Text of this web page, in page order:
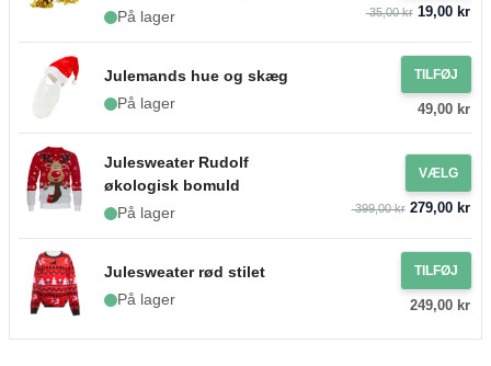
Rektangulær
På lager 35,00 kr19,00 kr
Julemands hue og skæg
På lager
TILFØJ
49,00 kr
Julesweater Rudolf
økologisk bomuld
På lager
VÆLG
399,00 kr279,00 kr
Julesweater rød stilet
På lager
TILFØJ
249,00 kr